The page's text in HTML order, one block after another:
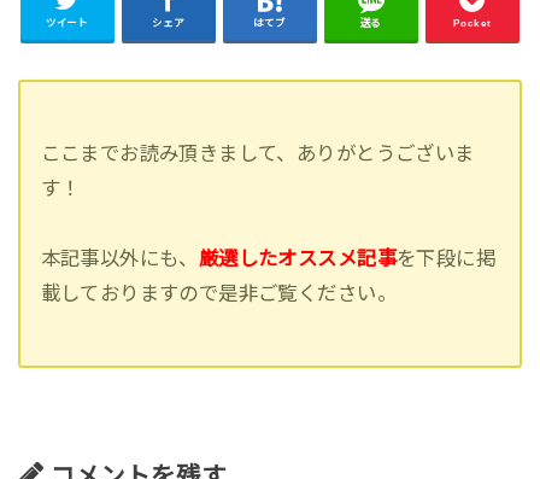
ツイート シェア はてブ 送る Pocket
ここまでお読み頂きまして、ありがとうございま
す！
本記事以外にも、 厳選したオススメ記事を下段に掲
載しておりますので是非ご覧ください。